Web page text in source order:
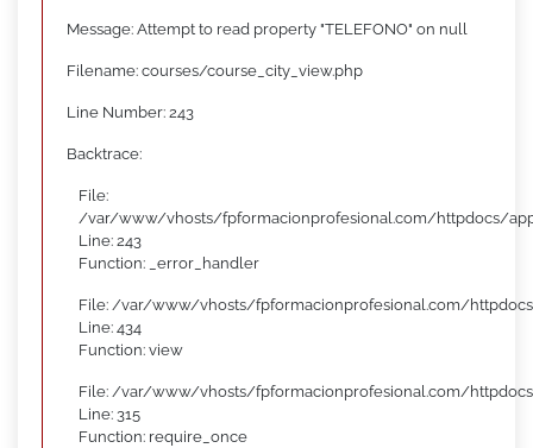
Message: Attempt to read property "TELEFONO" on null
Filename: courses/course_city_view.php
Line Number: 243
Backtrace:
File:
/var/www/vhosts/fpformacionprofesional.com/httpdocs/
Line: 243
Function: _error_handler
File: /var/www/vhosts/fpformacionprofesional.com/
Line: 434
Function: view
File: /var/www/vhosts/fpformacionprofesional.com/
Line: 315
Function: require_once